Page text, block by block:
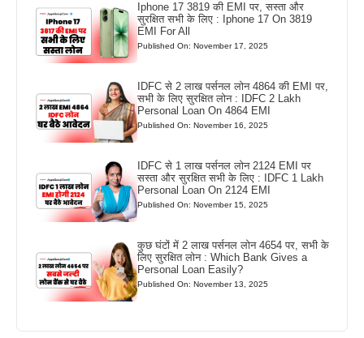
Iphone 17 3819 की EMI पर, सस्ता और
सुरक्षित सभी के लिए : Iphone 17 On 3819
EMI For All
Published On: November 17, 2025
IDFC से 2 लाख पर्सनल लोन 4864 की EMI पर,
सभी के लिए सुरक्षित लोन : IDFC 2 Lakh
Personal Loan On 4864 EMI
Published On: November 16, 2025
IDFC से 1 लाख पर्सनल लोन 2124 EMI पर
सस्ता और सुरक्षित सभी के लिए : IDFC 1 Lakh
Personal Loan On 2124 EMI
Published On: November 15, 2025
कुछ घंटों में 2 लाख पर्सनल लोन 4654 पर, सभी के
लिए सुरक्षित लोन : Which Bank Gives a
Personal Loan Easily?
Published On: November 13, 2025